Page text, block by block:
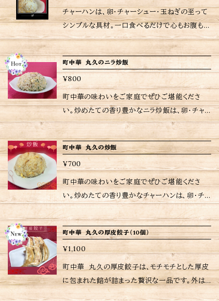
ーが無い場合、ペーパータオル・ナフキン可)
[ポイント]濡れたキッチンペーパー範囲内に冷凍
焼売を乗せる 濡れたペーパーからはみ出てた
ら固くなる場合があります。 2 ラップを濡らした
キッチンペーパーの上に冷凍焼売の乗せたお皿
にかけ、 一ヶ所(爪楊枝等で)穴をあけて(目安50
0W3〜4分程度)レンジでチンします。 3 電子レン
ジの加熱が終わったらラップを外して完成です。
(蒸し器の場合) お使いの蒸し
器の取扱説明書参考の上、お使いください。 ※
当店に使われているパック等は耐熱用では無い
ので温めの際は別皿に移して加熱してください。
※当店おすすめの焼き方、温め方は商品に同包
致します。 ※保存方法、食材アレルギーなどの詳
細はラベルをご確認ください。 ※ご購入いただ
いた商品の重量に応じて送料が異なりますので
注意して下さい。
楽しんでいただくために、手作り焼売(10個入り
✖️３)をご用意しました。お召し上がりの際は十分
に加熱してお楽しみください。 ※※蒸し器具付き
のため¥１１０(税込)含む 〚DAISO製品 シリコン
あく取り落とし蓋〛 電子レンジ使用で焼売•肉ま
んなどの蒸し料理にも 〚DAISO製品 メスティン
用網〛(アウトドア用品)蒸し料理や燻製ができる
ご自宅近くのDAISOにてご購入出来ると思いま
す。 <ご購入されたお客さまへ> 励みにもなりま
すし、今後の購入判断にもなりますので是非とも
レビューお願いいたします 当店は、注文受けて
から調理してるため日時指定がなければ注文受
付日から6〜７日後の配送となりますが予めご了
承ください。 <調理法> 5ケの場合 (電
子レンジの場合) 1 お皿にシリコン落とし蓋を敷
き少量のお水を浸し、その上に冷凍の焼売を均
等に載せます。(直径１７cm以上のお皿で使用)
[ポイント]シリコンあく取り落とし蓋の浸したお水
からはみ出すと固くなる場合があります。 2 (1)の
お皿にラップをかけ、一ヶ所(爪楊枝等で)穴をあ
けて(目安500W ４〜５分程度)レンジでチンしま
す。 3 電子レンジの加熱が終わったらラップを外
菜 丸久の焼売は、プリプリ、ジューシー肉と玉ね
ぎのシャキシャキな食感、香辛料を巧みに組み合
わせた味わい深い一品となっております。包み
込まれた具材から広がる香りは、まさに食欲をか
き立てます。 食べ応えのある焼売は、ご家庭で
手軽に召し上がれるように蒸してから冷凍。レン
ジや蒸していただいても美味しいですし、揚げて
も美味しいです。 手軽に楽しんでいただくため
に、手作り焼売(15個入り)をご用意しました。お
召し上がりの際は十分に加熱してお楽しみくださ
い。 ※※蒸し器具付きのため¥１１０(税込)値上
げしてます。 〚DAISO製品 シリコンあく取り落
とし蓋〛 電子レンジ使用で焼売•肉まんなどの蒸
し料理にも 〚DAISO製品 メスティン用網〛(ア
ウトドア用品)蒸し料理や燻製ができる ご自宅近
くのDAISOにてご購入出来ると思います。 <ご
購入されたお客さまへ> 励みにもなりますし、今
後の購入判断にもなりますので是非ともレビュー
お願いいたします 当店は、注文受けてから調理
してるため日時指定がなければ注文受付日から
6〜７日後の配送となりますが予めご了承くださ
い。 <調理法> 5ケの場合 (電子レンジ
チャーハンは、卵・チャーシュー・玉ねぎの至って
シンプルな具材。一口食べるだけで心もお腹も満
たされます。 餃子は、素材の旨みがたっぷり詰ま
った贅沢な一品です。パリパリの皮の中には、キ
ャベツ・豚肉・生姜のみ、いたってシンプルな具
材に特製オイスターソース。一口食べれば肉汁
が美味しい懐かしい味わい。 チャーハンと餃子
が楽しめるお得なセットになっています。 <内容
量> チャーハン 360g×1、 餃子 6個×2 <ご
購入されたお客さまへ> 励みにもなりますし、今
後の購入判断にもなりますので是非ともレビュー
お願いいたします 当店は、注文受けてから調理
してるため日時指定がなければ注文受付日から
6〜７日後の配送となりますが予めご了承くださ
い。 ※当店に使われているパック等は耐熱用で
は無いので温めの際は別皿に移して加熱してく
ださい。 ※当店おすすめの焼き方、温め方は商
品に同包致します。 ※保存方法、食材アレルギー
などの詳細はラベルをご確認ください。 ※ ご購
入いただいた商品の重量に応じて送料が異なり
ますので注意して下さい。
町中華 丸久のニラ炒飯
¥800
町中華の味わいをご家庭でぜひご堪能くださ
い。炒めたての香り豊かなニラ炒飯は、卵・チャ
ーシュー・ニラ・ニンニクの至ってシンプルな具
材。一口食べるだけで心もお腹も満たされます。
お店にいるかのような至福のひとときをお楽しみ
いただけます。 冷凍から直接フライパンや電子レ
ンジで加熱するだけの簡単調理。 <内容量> ニラ
炒飯360g <ご購入されたお客さまへ> 励みにも
なりますし、今後の購入判断にもなりますので是
非ともレビューお願いいたします 当店は、注文受
けてから調理してるため日時指定がなければ注
文受付日から6〜７日後の配送となりますが予め
ご了承ください。 ※当店に使われているパック
等は耐熱用では無いので温めの際は別皿に移し
て加熱してください。 ※当店おすすめの焼き方、
町中華 丸久の炒飯
¥700
町中華の味わいをご家庭でぜひご堪能くださ
い。炒めたての香り豊かなチャーハンは、卵・チャ
ーシュー・玉ねぎの至ってシンプルな具材。一口
食べるだけで心もお腹も満たされます。お店にい
るかのような至福のひとときをお楽しみいただけ
ます。 冷凍から直接フライパンや電子レンジで加
熱するだけの簡単調理。 <内容量> チャーハン3
60g <ご購入されたお客さまへ> 励みにもなりま
すし、今後の購入判断にもなりますので是非とも
町中華 丸久の厚皮餃子（10個）
¥1,100
町中華 丸久の厚皮餃子は、モチモチとした厚皮
に包まれた餡が詰まった贅沢な一品です。外は
カリッと、中はジューシーな餃子は、食べ応え抜